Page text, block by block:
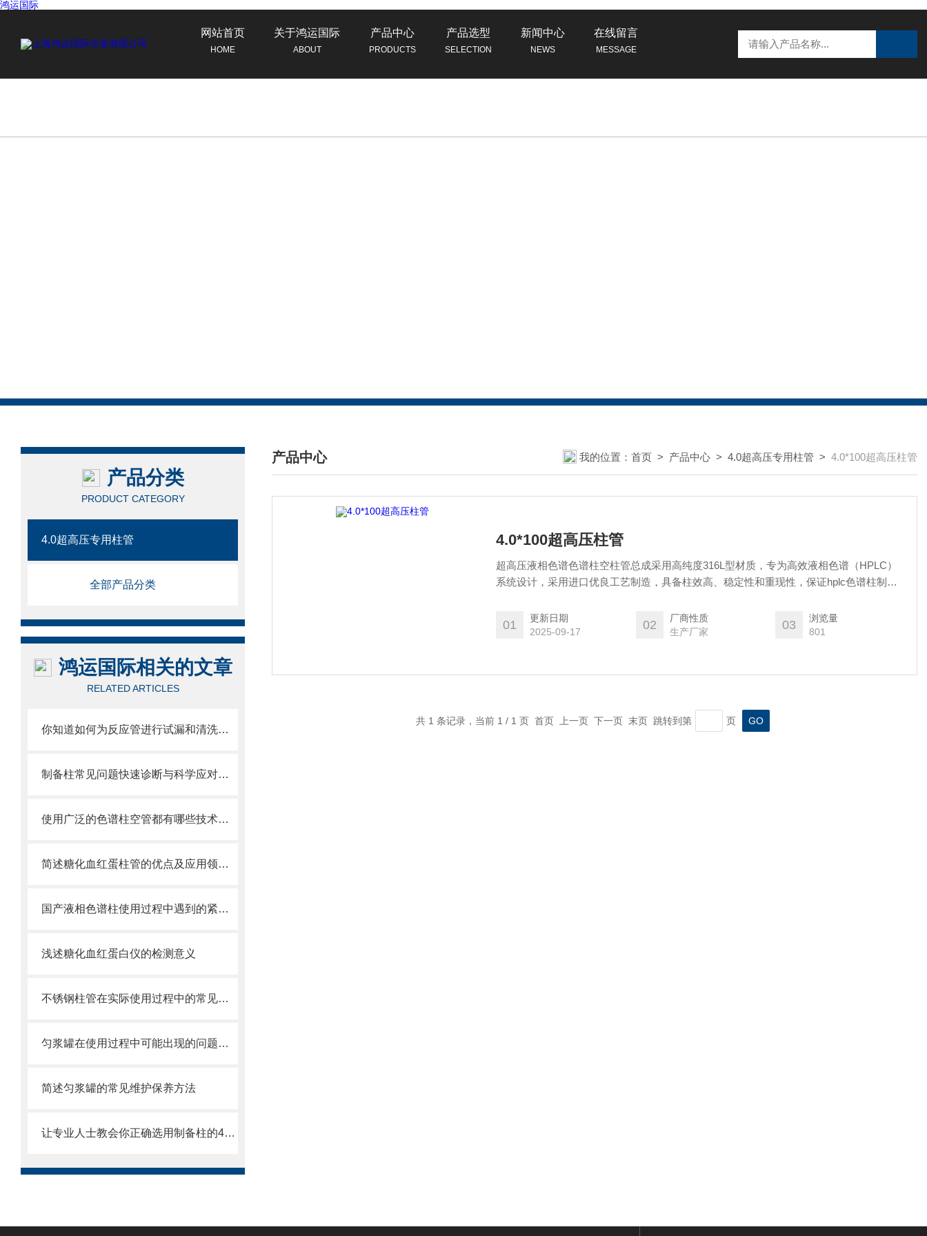
鸿运国际
网站首页
HOME
关于鸿运国际
ABOUT
产品中心
PRODUCTS
产品选型
SELECTION
新闻中心
NEWS
在线留言
MESSAGE
产品分类
PRODUCT CATEGORY
4.0超高压专用柱管
全部产品分类
鸿运国际相关的文章
RELATED ARTICLES
你知道如何为反应管进行试漏和清洗吗？这篇文章教你一个有效的方法
制备柱常见问题快速诊断与科学应对策略分享
使用广泛的色谱柱空管都有哪些技术优势
简述糖化血红蛋柱管的优点及应用领域分享
国产液相色谱柱使用过程中遇到的紧急问题
浅述糖化血红蛋白仪的检测意义
不锈钢柱管在实际使用过程中的常见问题相应解决方法分享
匀浆罐在使用过程中可能出现的问题相应解决方法分享
简述匀浆罐的常见维护保养方法
让专业人士教会你正确选用制备柱的4个重要知识点
产品中心
/ PRODUCTS CENTER
我的位置： 首页 > 产品中心 > 4.0超高压专用柱管 > 4.0*100超高压柱管
4.0*100超高压柱管
超高压液相色谱色谱柱空柱管总成采用高纯度316L型材质，专为高效液相色谱（HPLC）
系统设计，采用进口优良工艺制造，具备柱效高、稳定性和重现性，保证hplc色谱柱制成
01
更新日期
2025-09-17
02
厂商性质
生产厂家
03
浏览量
801
共 1 条记录，当前 1 / 1 页 首页 上一页 下一页 末页 跳转到第 页